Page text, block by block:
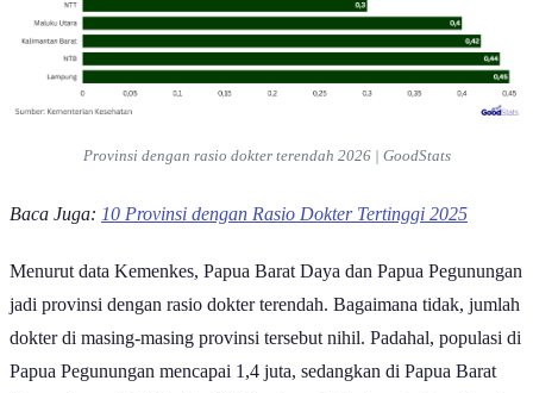
Provinsi dengan rasio dokter terendah 2026 | GoodStats
Baca Juga: 10 Provinsi dengan Rasio Dokter Tertinggi 2025
Menurut data Kemenkes, Papua Barat Daya dan Papua Pegunungan
jadi provinsi dengan rasio dokter terendah. Bagaimana tidak, jumlah
dokter di masing-masing provinsi tersebut nihil. Padahal, populasi di
Papua Pegunungan mencapai 1,4 juta, sedangkan di Papua Barat